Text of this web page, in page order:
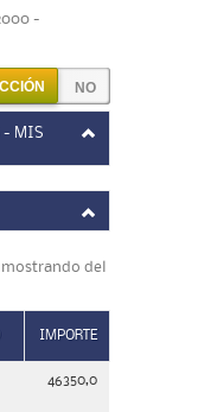
-
- MIS
del
IMPORTE
46350,0